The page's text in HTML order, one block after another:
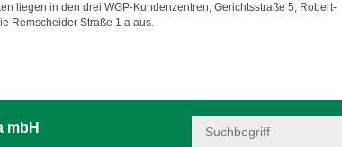
liegen in den drei WGP-Kundenzentren, Gerichtsstraße 5, Robert-
Remscheider Straße 1 a aus.
mbH